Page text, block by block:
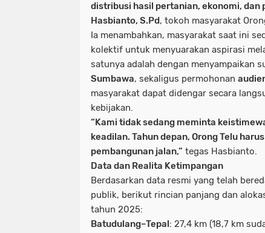
distribusi hasil pertanian, ekonomi, dan
Hasbianto, S.Pd, tokoh masyarakat
Ia menambahkan, masyarakat saat ini
kolektif untuk menyuarakan aspirasi
satunya adalah dengan menyampaikan
Sumbawa, sekaligus permohonan
masyarakat dapat didengar secara
kebijakan.
“Kami tidak sedang meminta
keadilan. Tahun depan, Orong Telu
pembangunan jalan,” tegas Hasbianto.
Data dan Realita Ketimpangan
Berdasarkan data resmi yang telah
publik, berikut rincian panjang dan
tahun 2025:
Batudulang–Tepal: 27,4 km (18,7 km